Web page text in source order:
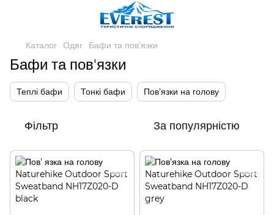
Каталог Одяг Бафи та пов'язки
Бафи та пов'язки
Теплі бафи Тонкі бафи Пов'язки на голову
Фільтр За популярністю